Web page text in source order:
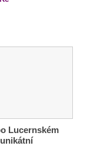
Lucernském